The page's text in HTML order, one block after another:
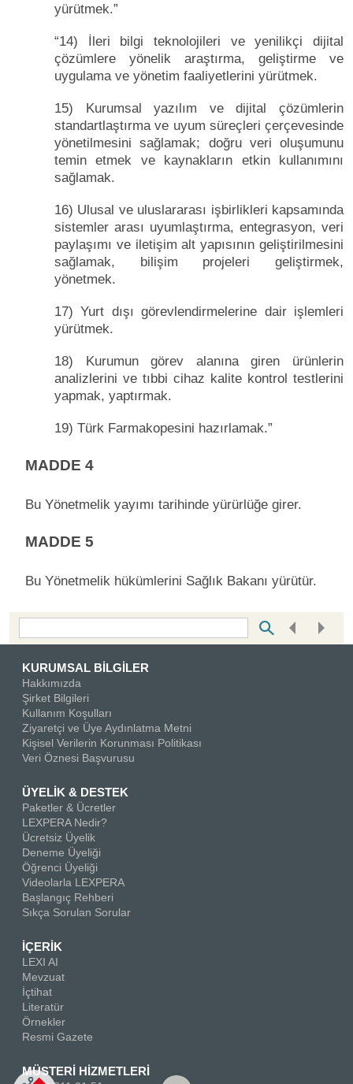
yürütmek.”
“14) İleri bilgi teknolojileri ve yenilikçi dijital
çözümlere yönelik araştırma, geliştirme ve
uygulama ve yönetim faaliyetlerini yürütmek.
15) Kurumsal yazılım ve dijital çözümlerin
standartlaştırma ve uyum süreçleri çerçevesinde
yönetilmesini sağlamak; doğru veri oluşumunu
temin etmek ve kaynakların etkin kullanımını
sağlamak.
16) Ulusal ve uluslararası işbirlikleri kapsamında
sistemler arası uyumlaştırma, entegrasyon, veri
paylaşımı ve iletişim alt yapısının geliştirilmesini
sağlamak, bilişim projeleri geliştirmek,
yönetmek.
17) Yurt dışı görevlendirmelerine dair işlemleri
yürütmek.
18) Kurumun görev alanına giren ürünlerin
analizlerini ve tıbbi cihaz kalite kontrol testlerini
yapmak, yaptırmak.
19) Türk Farmakopesini hazırlamak.”
MADDE 4
Bu Yönetmelik yayımı tarihinde yürürlüğe girer.
MADDE 5
Bu Yönetmelik hükümlerini Sağlık Bakanı yürütür.
KURUMSAL BİLGİLER
Hakkımızda
Şirket Bilgileri
Kullanım Koşulları
Ziyaretçi ve Üye Aydınlatma Metni
Kişisel Verilerin Korunması Politikası
Veri Öznesi Başvurusu
ÜYELİK & DESTEK
Paketler & Ücretler
LEXPERA Nedir?
Ücretsiz Üyelik
Deneme Üyeliği
Öğrenci Üyeliği
Videolarla LEXPERA
Başlangıç Rehberi
Sıkça Sorulan Sorular
İÇERİK
LEXI AI
Mevzuat
İçtihat
Literatür
Örnekler
Resmi Gazete
MÜSTERİ HİZMETLERİ